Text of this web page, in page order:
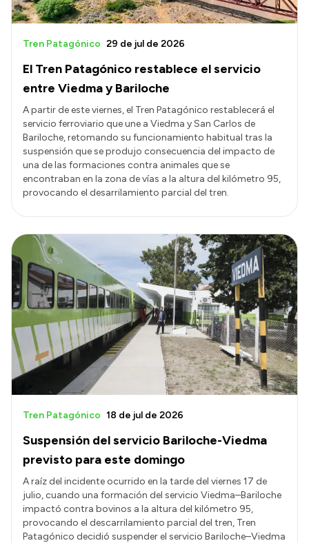
El Tren Patagónico restablece el servicio
entre Viedma y Bariloche
Tren Patagónico 29 de jul de 2026
A partir de este viernes, el Tren Patagónico restablecerá el
servicio ferroviario que une a Viedma y San Carlos de
Bariloche, retomando su funcionamiento habitual tras la
suspensión que se produjo consecuencia del impacto de
una de las formaciones contra animales que se
encontraban en la zona de vías a la altura del kilómetro 95,
provocando el desarrilamiento parcial del tren.
Suspensión del servicio Bariloche-Viedma
previsto para este domingo
Tren Patagónico 18 de jul de 2026
A raíz del incidente ocurrido en la tarde del viernes 17 de
julio, cuando una formación del servicio Viedma–Bariloche
impactó contra bovinos a la altura del kilómetro 95,
provocando el descarrilamiento parcial del tren, Tren
Patagónico decidió suspender el servicio Bariloche–Viedma